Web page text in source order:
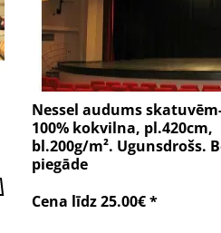
Nessel audums
100% kokvilna, pl.420cm,
bl.200g/m². Ugunsdrošs.
piegāde
Cena līdz 25.00€ *